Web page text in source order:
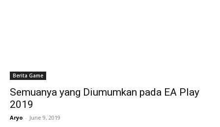
Berita Game
Semuanya yang Diumumkan pada EA Play
2019
Aryo - June 9, 2019